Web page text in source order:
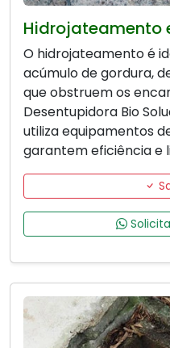
Hidrojateamento
O hidrojateamento é
acúmulo de gordura,
que obstruem os
Desentupidora Bio
utiliza equipamentos
garantem eficiência e